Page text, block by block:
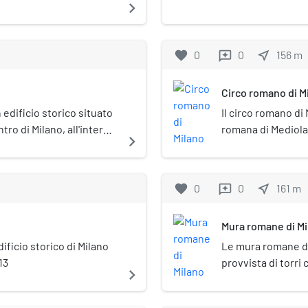
navigate_next
edificio storico situato
di Milano, all'interno
navigate_next
storico di Milano
navigate_next
favorite 0 reviews 0 near_me 156 m
Circo romano di
Il circo romano di
romana di
grande circo
vantare di
mantenimento di
militare. Nel
possedeva un
guidate sia da
favorite 0 reviews 0 near_me 161 m
Mura romane di
Le mura romane
provvista di torri
repubblicana